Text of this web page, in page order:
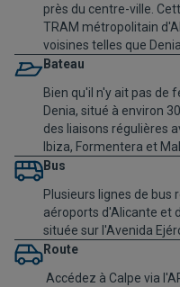
près du centre-ville.
TRAM métropolitain
voisines telles que
Bateau
Bien qu'il n'y ait pas de
Denia, situé à environ
des liaisons régulières
Ibiza, Formentera et
Bus
Plusieurs lignes de bus
aéroports d'Alicante et
située sur l'Avenida
Route
Accédez à Calpe via